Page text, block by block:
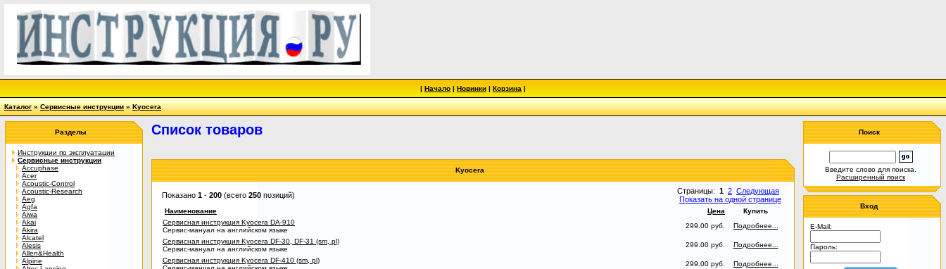
| Начало | Новинки | Корзина |
Каталог»Сервисные инструкции»Kyocera
Разделы
Инструкции по эксплуатации
Сервисные инструкции
Accuphase
Acer
Acoustic-Control
Acoustic-Research
Aeg
Agfa
Aiwa
Akai
Akira
Alcatel
Alesis
Allen&Health
Alpine
Список товаров
Kyocera
Показано 1 - 200 (всего 250 позиций) Страницы: 1 2 Следующая
Показать на одной странице
Наименование Цена
Купить
Сервисная инструкция Kyocera DA-910
Сервис-мануал на английском языке
299.00 руб.
Подробнее...
Сервисная инструкция Kyocera DF-30, DF-31 (sm, pl)
Сервис-мануал на английском языке
299.00 руб.
Подробнее...
Сервисная инструкция Kyocera DF-410 (sm, pl)
299.00 руб.
Подробнее...
Поиск
Введите слово для поиска.
Расширенный поиск
Вход
E-Mail:
Пароль: